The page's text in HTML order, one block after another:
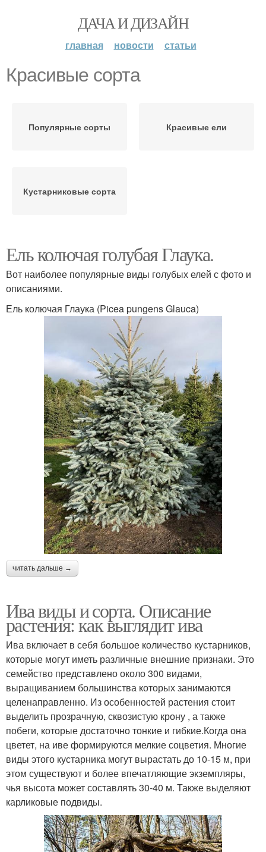
ДАЧА И ДИЗАЙН
главная новости статьи
Красивые сорта
Популярные сорты Красивые ели
Кустарниковые сорта
Ель колючая голубая Глаука.
Вот наиболее популярные виды голубых елей с фото и
описаниями.
Ель колючая Глаука (Picea pungens Glauca)
читать дальше →
Ива виды и сорта. Описание
растения: как выглядит ива
Ива включает в себя большое количество кустарников,
которые могут иметь различные внешние признаки. Это
семейство представлено около 300 видами,
выращиванием большинства которых занимаются
целенаправленно. Из особенностей растения стоит
выделить прозрачную, сквозистую крону , а также
побеги, которые достаточно тонкие и гибкие.Когда она
цветет, на иве формируются мелкие соцветия. Многие
виды этого кустарника могут вырастать до 10-15 м, при
этом существуют и более впечатляющие экземпляры,
чья высота может составлять 30-40 м. Также выделяют
карликовые подвиды.